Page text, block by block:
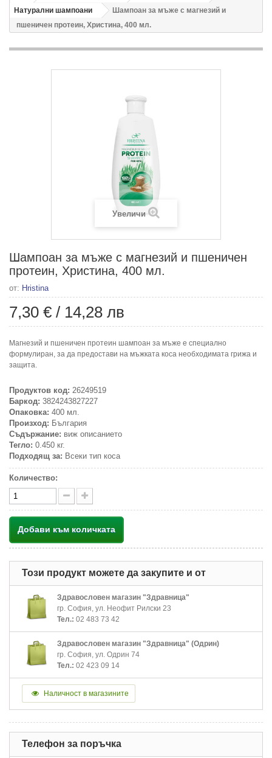
Натурални шампоани
Шампоан за мъже с магнезий и
пшеничен протеин, Христина, 400 мл.
Увеличи
Шампоан за мъже с магнезий и пшеничен
протеин, Христина, 400 мл.
от: Hristina
7,30 € / 14,28 лв
Магнезий и пшеничен протеин шампоан за мъже е специално
формулиран, за да предостави на мъжката коса необходимата грижа и
защита.
Продуктов код: 26249519
Баркод: 3824243827227
Опаковка: 400 мл.
Произход: България
Съдържание: виж описанието
Тегло: 0.450 кг.
Подходящ за: Всеки тип коса
Количество:
Добави към количката
Този продукт можете да закупите и от
Здравословен магазин "Здравница"
гр. София, ул. Неофит Рилски 23
Тел.: 02 483 73 42
Здравословен магазин "Здравница" (Одрин)
гр. София, ул. Одрин 74
Тел.: 02 423 09 14
Наличност в магазините
Телефон за поръчка